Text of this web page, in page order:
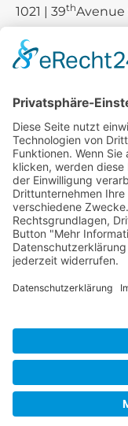
1021 | 39thAvenue
Tel.:+1 253-867-57
Unternehmen
Service
Media
© 2026 -
AGB
* Alle Preise inkl.